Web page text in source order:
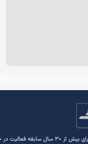
شرکت تورنگ دارای بیش از